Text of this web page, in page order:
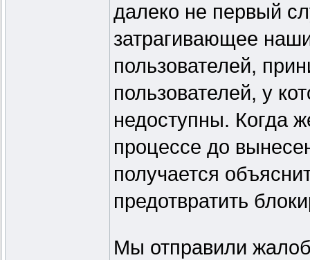
далеко не первый
затрагивающее
пользователей,
пользователей, у
недоступны. Когда
процессе до
получается
предотвратить
Мы отправили